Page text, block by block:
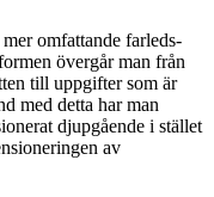
omfattande farleds-
övergår man från
till uppgifter som är
med detta har man
djupgående i stället
av